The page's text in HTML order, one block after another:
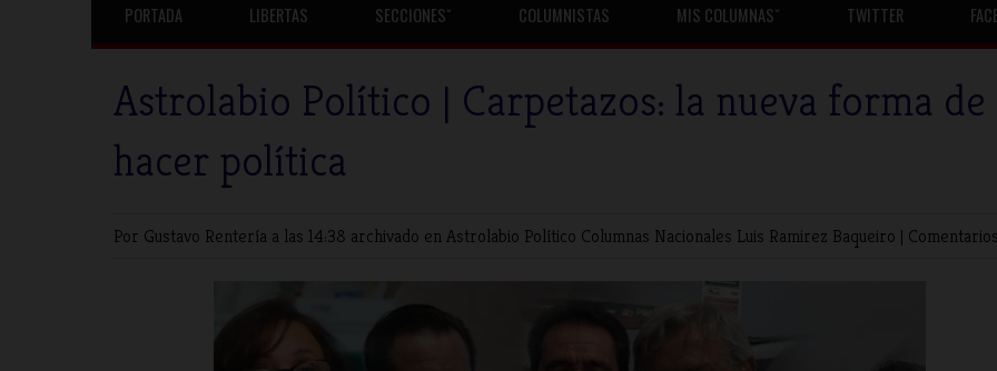
PORTADA LIBERTAS SECCIONESˇ COLUMNISTAS MIS COLUMNASˇ TWITTER
Astrolabio Político | Carpetazos: la nueva forma de
hacer política
Por Gustavo Rentería a las 14:38 archivado enAstrolabio Político Columnas Nacionales Luis Ramirez Baqueiro |